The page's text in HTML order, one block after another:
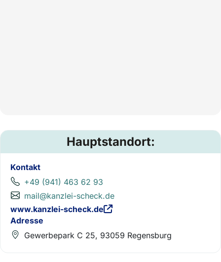
Hauptstandort:
Kontakt
+49 (941) 463 62 93
mail@kanzlei-scheck.de
www.kanzlei-scheck.de
Adresse
Gewerbepark C 25, 93059 Regensburg